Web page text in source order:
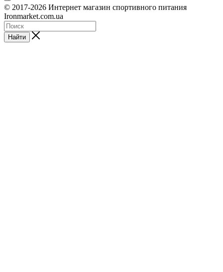
© 2017-2026 Интернет магазин спортивного питания
Ironmarket.com.ua
Найти